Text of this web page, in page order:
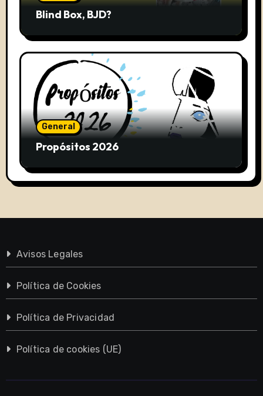
Blind Box, BJD?
General
Propósitos 2026
Avisos Legales
Política de Cookies
Política de Privacidad
Política de cookies (UE)